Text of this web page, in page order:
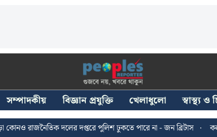
সম্পাদকীয় বিজ্ঞান প্রযুক্তি খেলাধুলো স্বাস্থ্য ও
দলের দপ্তরে পুলিশ ঢুকতে পারে না - জন ব্রিটাস কলকাতায় ২৪